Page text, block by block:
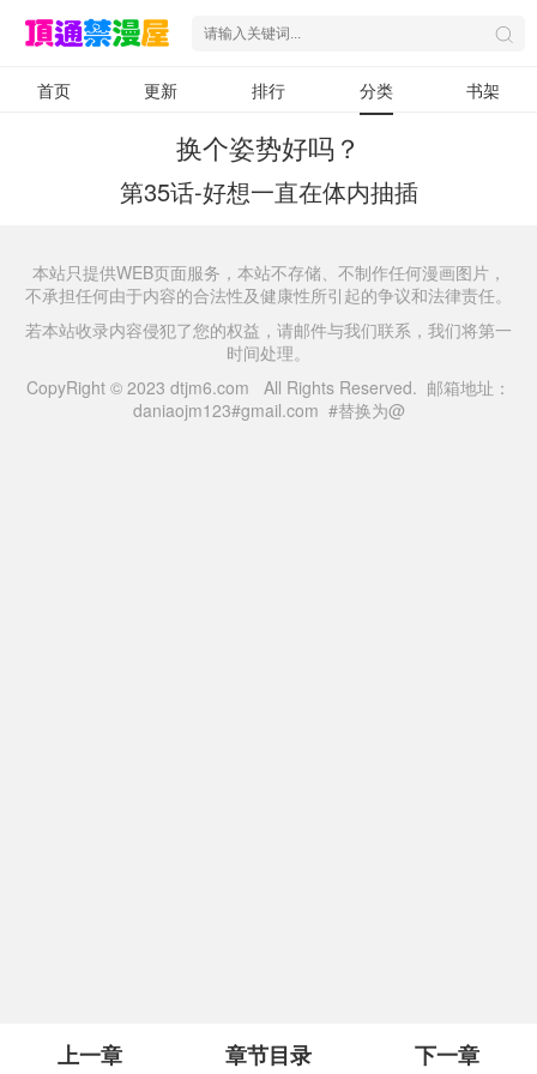
首页 更新 排行 分类 书架
换个姿势好吗？
第35话-好想一直在体内抽插
上一章 章节目录 下一章
本站只提供WEB页面服务，本站不存储、不制作任何漫画图片，
不承担任何由于内容的合法性及健康性所引起的争议和法律责任。
若本站收录内容侵犯了您的权益，请邮件与我们联系，我们将第一
时间处理。
CopyRight © 2023 dtjm6.com All Rights Reserved. 邮箱地址：
daniaojm123#gmail.com #替换为@